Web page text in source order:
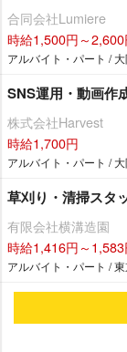
合同会社Lumiere
時給1,500円～2,600
アルバイト・パート /
SNS運用・動画作
株式会社Harvest
時給1,700円
アルバイト・パート /
草刈り・清掃スタ
有限会社横溝造園
時給1,416円～1,583
アルバイト・パート /